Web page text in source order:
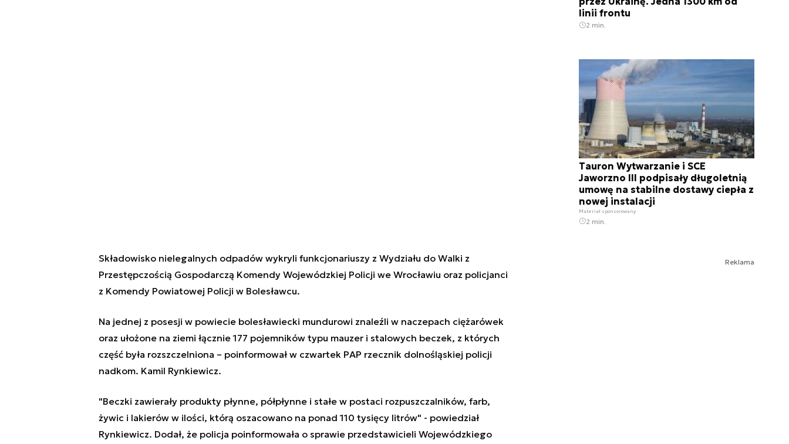
Składowisko nielegalnych odpadów wykryli funkcjonariuszy z Wydziału do Walki z
Przestępczością Gospodarczą Komendy Wojewódzkiej Policji we Wrocławiu oraz policjanci
z Komendy Powiatowej Policji w Bolesławcu.
Na jednej z posesji w powiecie bolesławiecki mundurowi znaleźli w naczepach ciężarówek
oraz ułożone na ziemi łącznie 177 pojemników typu mauzer i stalowych beczek, z których
część była rozszczelniona – poinformował w czwartek PAP rzecznik dolnośląskiej policji
nadkom. Kamil Rynkiewicz.
"Beczki zawierały produkty płynne, półpłynne i stałe w postaci rozpuszczalników, farb,
żywic i lakierów w ilości, którą oszacowano na ponad 110 tysięcy litrów" - powiedział
Rynkiewicz. Dodał, że policja poinformowała o sprawie przedstawicieli Wojewódzkiego
linii frontu
2 min.
Tauron Wytwarzanie i SCE
Jaworzno III podpisały długoletnią
umowę na stabilne dostawy ciepła z
nowej instalacji
Materiał sponsorowany
2 min.
Reklama